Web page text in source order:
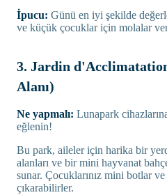
İpucu: Günü en iyi şekilde
ve küçük çocuklar için molalar
3. Jardin
Alanı)
Ne yapmalı: Lunapark
eğlenin!
Bu park, aileler için harika bir
alanları ve bir mini hayvanat
sunar. Çocuklarınız mini botlar
çıkarabilirler.